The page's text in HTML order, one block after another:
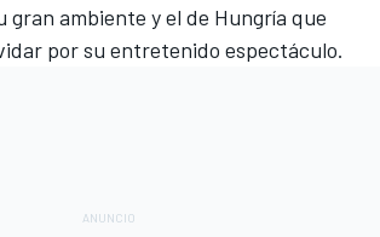
gran ambiente y el de Hungría que
por su entretenido espectáculo.